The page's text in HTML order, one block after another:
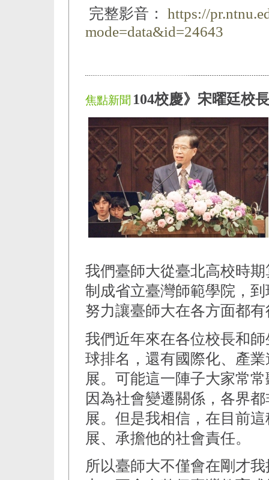
完整影音：
https://
mode=data&id=24643
焦點新聞 104校慶》宋曜廷校
我們臺師大從臺北高校時
制成省立臺灣師範學院，
努力讓臺師大在各方面都
我們近年來在各位校長和
球排名，還有國際化、產
展。可能這一陣子大家常
因為社會變遷關係，各界
展。但是我相信，在目前
展、承擔他的社會責任。
所以臺師大不僅會在剛才